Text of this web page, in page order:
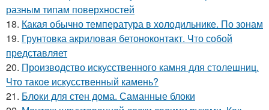
разным типам поверхностей
18. Какая обычно температура в холодильнике. По зонам
19. Грунтовка акриловая бетоноконтакт. Что собой
представляет
20. Производство искусственного камня для столешниц.
Что такое искусственный камень?
21. Блоки для стен дома. Саманные блоки